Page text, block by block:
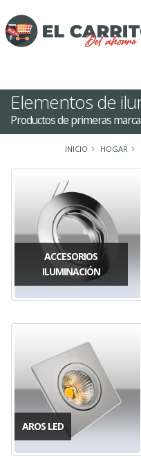
Elementos de
Productos de primeras
INICIO HOGAR
ACCESORIOS
ILUMINACIÓN
AROS LED